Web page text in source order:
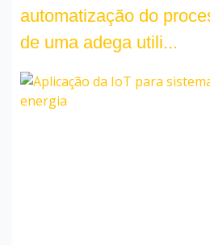
automatização do
de uma adega utili...